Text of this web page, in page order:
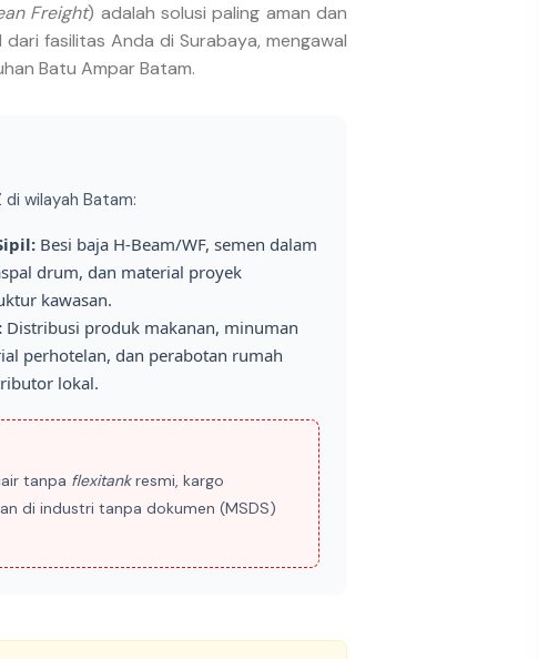
Freight) adalah solusi paling aman dan
fasilitas Anda di Surabaya, mengawal
Batu Ampar Batam.
wilayah Batam:
Besi baja H-Beam/WF, semen dalam
drum, dan material proyek
kawasan.
Distribusi produk makanan, minuman
perhotelan, dan perabotan rumah
lokal.
tanpa flexitankresmi, kargo
di industri tanpa dokumen (MSDS)